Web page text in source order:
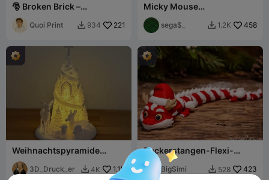
🎅 Broken Brick –
Weihnachtsmann-
Werkstatt (24. Dezember)
Quoi Print  934 221
Micky Mouse
Weihnachtsedition
sega$_  1.2K 458
Weihnachtspyramide
beleuchtet
3D_Druck_er  4K 1.1K
Zuckerstangen-Flexi-
Drache
BigSimi  528 423